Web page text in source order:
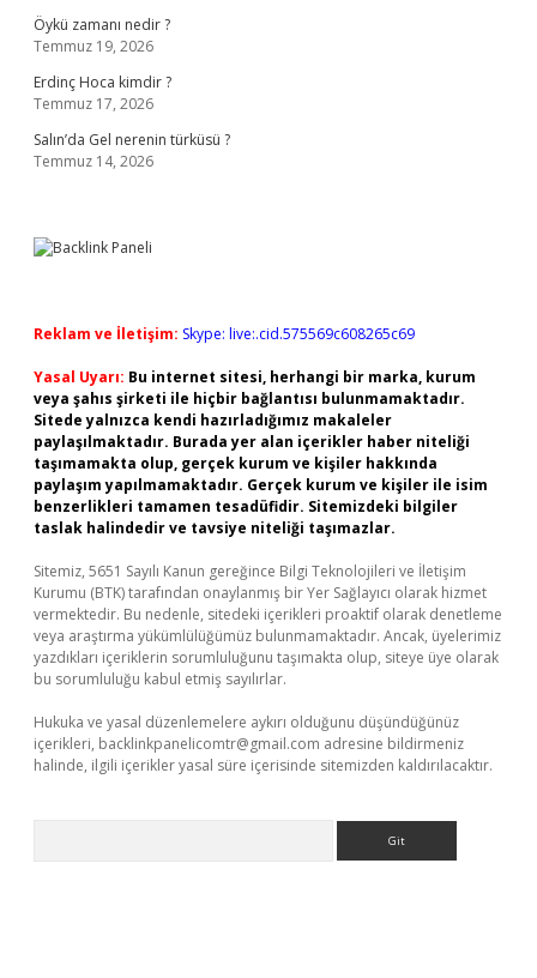
Öykü zamanı nedir ?
Temmuz 19, 2026
Erdinç Hoca kimdir ?
Temmuz 17, 2026
Salın’da Gel nerenin türküsü ?
Temmuz 14, 2026
Reklam ve İletişim: Skype: live:.cid.575569c608265c69
Yasal Uyarı: Bu internet sitesi, herhangi bir marka, kurum
veya şahıs şirketi ile hiçbir bağlantısı bulunmamaktadır.
Sitede yalnızca kendi hazırladığımız makaleler
paylaşılmaktadır. Burada yer alan içerikler haber niteliği
taşımamakta olup, gerçek kurum ve kişiler hakkında
paylaşım yapılmamaktadır. Gerçek kurum ve kişiler ile isim
benzerlikleri tamamen tesadüfidir. Sitemizdeki bilgiler
taslak halindedir ve tavsiye niteliği taşımazlar.
Sitemiz, 5651 Sayılı Kanun gereğince Bilgi Teknolojileri ve İletişim
Kurumu (BTK) tarafından onaylanmış bir Yer Sağlayıcı olarak hizmet
vermektedir. Bu nedenle, sitedeki içerikleri proaktif olarak denetleme
veya araştırma yükümlülüğümüz bulunmamaktadır. Ancak, üyelerimiz
yazdıkları içeriklerin sorumluluğunu taşımakta olup, siteye üye olarak
bu sorumluluğu kabul etmiş sayılırlar.
Hukuka ve yasal düzenlemelere aykırı olduğunu düşündüğünüz
içerikleri, backlinkpanelicomtr@gmail.com adresine bildirmeniz
halinde, ilgili içerikler yasal süre içerisinde sitemizden kaldırılacaktır.